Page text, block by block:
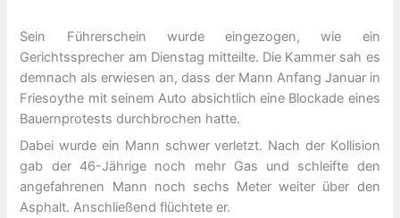
Sein Führerschein wurde eingezogen, wie ein
Gerichtssprecher am Dienstag mitteilte. Die Kammer sah es
demnach als erwiesen an, dass der Mann Anfang Januar in
Friesoythe mit seinem Auto absichtlich eine Blockade eines
Bauernprotests durchbrochen hatte.
Dabei wurde ein Mann schwer verletzt. Nach der Kollision
gab der 46-Jährige noch mehr Gas und schleifte den
angefahrenen Mann noch sechs Meter weiter über den
Asphalt. Anschließend flüchtete er.